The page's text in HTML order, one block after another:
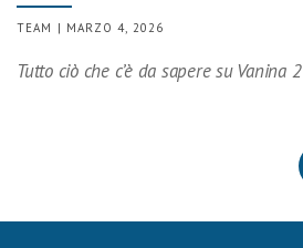
TEAM | MARZO 4, 2026
Tutto ciò che c’è da sapere su Vanina 2